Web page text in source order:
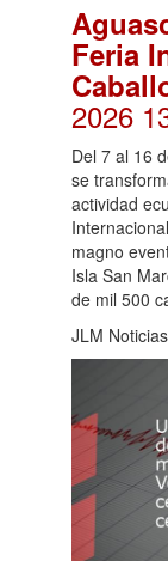
Feria
2026
Del 7 al 16
se
actividad
magno
Isla San
de mil 500
JLM Noticias